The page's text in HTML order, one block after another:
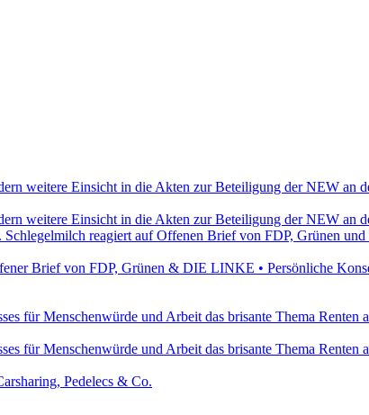
weitere Einsicht in die Akten zur Beteiligung der NEW an
weitere Einsicht in die Akten zur Beteiligung der NEW an
Schlegelmilch reagiert auf Offenen Brief von FDP, Grünen
Brief von FDP, Grünen & DIE LINKE • Persönliche
für Menschenwürde und Arbeit das brisante Thema Renten
für Menschenwürde und Arbeit das brisante Thema Renten
Pedelecs & Co.